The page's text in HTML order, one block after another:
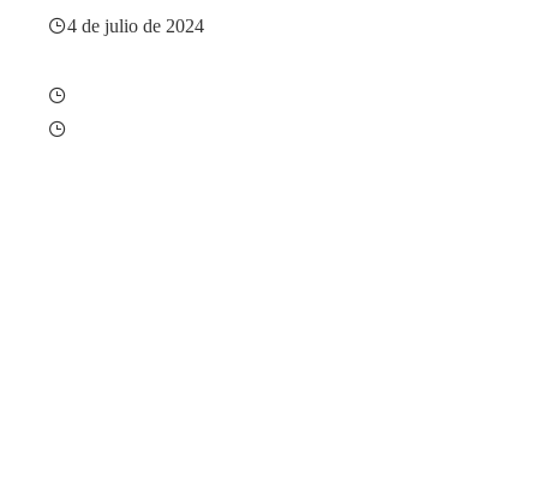
4 de julio de 2024